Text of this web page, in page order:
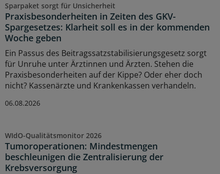
Sparpaket sorgt für Unsicherheit
Praxisbesonderheiten in Zeiten des GKV-
Spargesetzes: Klarheit soll es in der kommenden
Woche geben
Ein Passus des Beitragssatzstabilisierungsgesetz sorgt
für Unruhe unter Ärztinnen und Ärzten. Stehen die
Praxisbesonderheiten auf der Kippe? Oder eher doch
nicht? Kassenärzte und Krankenkassen verhandeln.
06.08.2026
WIdO-Qualitätsmonitor 2026
Tumoroperationen: Mindestmengen
beschleunigen die Zentralisierung der
Krebsversorgung